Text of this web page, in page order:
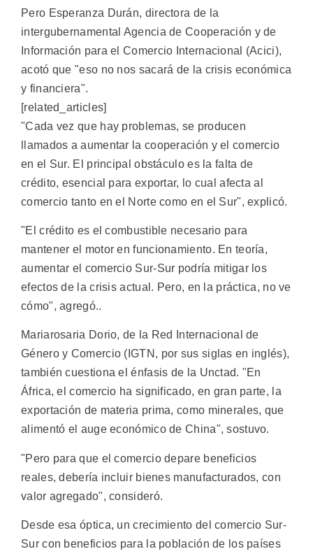
Pero Esperanza Durán, directora de la
intergubernamental Agencia de Cooperación y de
Información para el Comercio Internacional (Acici),
acotó que "eso no nos sacará de la crisis económica
y financiera".
[related_articles]
"Cada vez que hay problemas, se producen
llamados a aumentar la cooperación y el comercio
en el Sur. El principal obstáculo es la falta de
crédito, esencial para exportar, lo cual afecta al
comercio tanto en el Norte como en el Sur", explicó.
"El crédito es el combustible necesario para
mantener el motor en funcionamiento. En teoría,
aumentar el comercio Sur-Sur podría mitigar los
efectos de la crisis actual. Pero, en la práctica, no ve
cómo", agregó..
Mariarosaria Dorio, de la Red Internacional de
Género y Comercio (IGTN, por sus siglas en inglés),
también cuestiona el énfasis de la Unctad. "En
África, el comercio ha significado, en gran parte, la
exportación de materia prima, como minerales, que
alimentó el auge económico de China", sostuvo.
"Pero para que el comercio depare beneficios
reales, debería incluir bienes manufacturados, con
valor agregado", consideró.
Desde esa óptica, un crecimiento del comercio Sur-
Sur con beneficios para la población de los países